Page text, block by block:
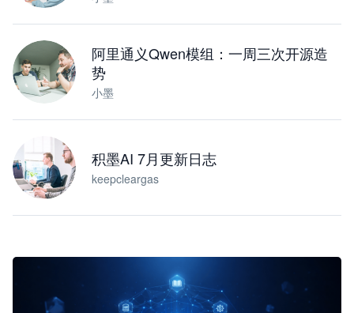
阿里通义Qwen模组：一周三次开源造
势
小墨
积墨AI 7月更新日志
keepcleargas